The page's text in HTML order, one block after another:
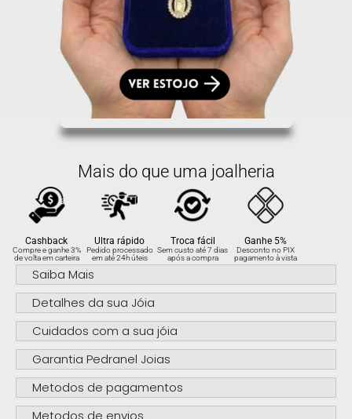
Mais do que uma joalheria
Cashback
Compre e ganhe 3%
de volta em carteira
Ultra rápido
Pedido processado
em até 24h úteis
Troca fácil
Sem custo até 7 dias
após a compra
Ganhe 5%
Desconto no PIX
pagamento à vista
Saiba Mais
Detalhes da sua Jóia
Cuidados com a sua jóia
Garantia Pedranel Joias
Metodos de pagamentos
Metodos de envios